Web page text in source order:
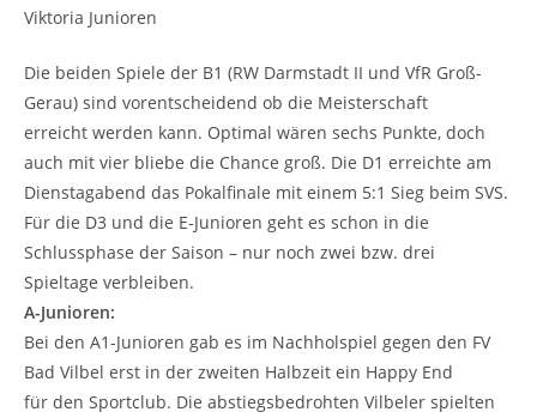
Viktoria Junioren
Die beiden Spiele der B1 (RW Darmstadt II und VfR Groß-
Gerau) sind vorentscheidend ob die Meisterschaft
erreicht werden kann. Optimal wären sechs Punkte, doch
auch mit vier bliebe die Chance groß. Die D1 erreichte am
Dienstagabend das Pokalfinale mit einem 5:1 Sieg beim SVS.
Für die D3 und die E-Junioren geht es schon in die
Schlussphase der Saison – nur noch zwei bzw. drei
Spieltage verbleiben.
A-Junioren:
Bei den A1-Junioren gab es im Nachholspiel gegen den FV
Bad Vilbel erst in der zweiten Halbzeit ein Happy End
für den Sportclub. Die abstiegsbedrohten Vilbeler spielten